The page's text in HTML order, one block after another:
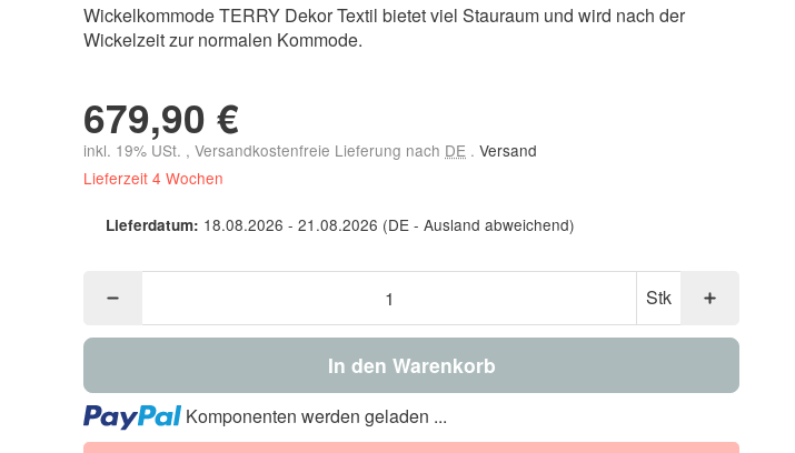
Wickelkommode TERRY Dekor Textil bietet viel Stauraum und wird nach der
Wickelzeit zur normalen Kommode.
679,90 €
inkl. 19% USt. , Versandkostenfreie Lieferung nach DE . Versand
Lieferzeit 4 Wochen
Lieferdatum: 18.08.2026 - 21.08.2026 (DE - Ausland abweichend)
Stk
In den Warenkorb
Loading... Komponenten werden geladen ...